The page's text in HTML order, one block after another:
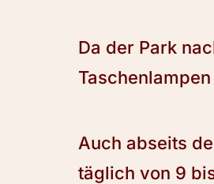
Da der Park
Auch abseits
täglich von 9